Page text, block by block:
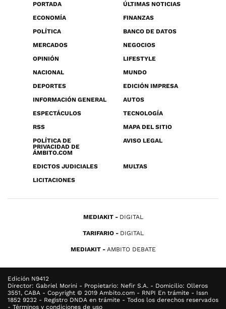
PORTADA
ÚLTIMAS NOTICIAS
ECONOMÍA
FINANZAS
POLÍTICA
BANCO DE DATOS
MERCADOS
NEGOCIOS
OPINIÓN
LIFESTYLE
NACIONAL
MUNDO
DEPORTES
EDICIÓN IMPRESA
INFORMACIÓN GENERAL
AUTOS
ESPECTÁCULOS
TECNOLOGÍA
RSS
MAPA DEL SITIO
POLÍTICA DE
PRIVACIDAD DE
ÁMBITO.COM
AVISO LEGAL
EDICTOS JUDICIALES
MULTAS
LICITACIONES
MEDIAKIT DIGITAL
TARIFARIO DIGITAL
MEDIAKIT AMBITO DEBATE
Edición N9412
Director: Gabriel Morini - Propietario: Nefir S.A. - Domicilio: Olleros
3551, CABA - Copyright © 2019 Ambito.com - RNPI En trámite - Issn
1852 9232 - Registro DNDA en trámite - Todos los derechos reservados
- Términos y condiciones de uso